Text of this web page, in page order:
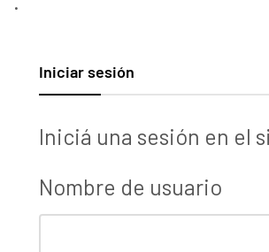
Iniciar sesión
Iniciá una sesión en el
Nombre de usuario